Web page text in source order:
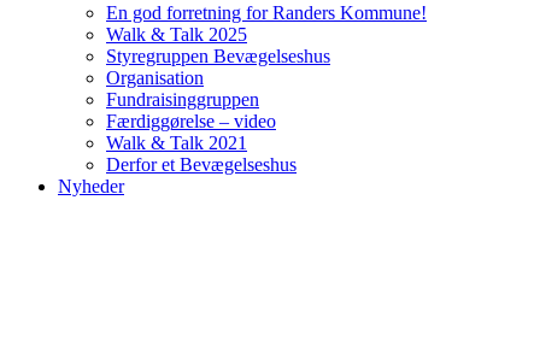
En god forretning for Randers Kommune!
Walk & Talk 2025
Styregruppen Bevægelseshus
Organisation
Fundraisinggruppen
Færdiggørelse – video
Walk & Talk 2021
Derfor et Bevægelseshus
Nyheder